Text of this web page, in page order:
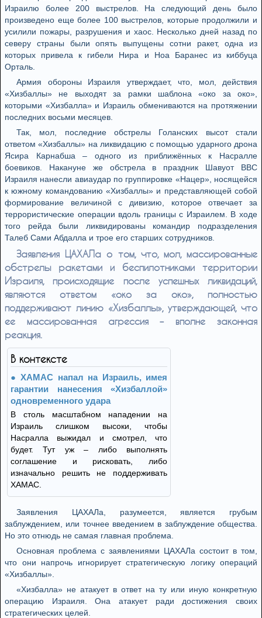
Израилю более 200 выстрелов. На следующий день было
произведено еще более 100 выстрелов, которые продолжили и
усилили пожары, разрушения и хаос. Несколько дней назад по
северу страны были опять выпущены сотни ракет, одна из
которых привела к гибели Нира и Ноа Баранес из киббуца
Орталь.
Армия обороны Израиля утверждает, что, мол, действия
«Хизбаллы» не выходят за рамки шаблона «око за око»,
которыми «Хизбалла» и Израиль обмениваются на протяжении
последних восьми месяцев.
Так, мол, последние обстрелы Голанских высот стали
ответом «Хизбаллы» на ликвидацию с помощью ударного дрона
Ясира Карнабша – одного из приближённых к Насралле
боевиков. Накануне же обстрела в праздник Шавуот ВВС
Израиля нанесли авиаудар по группировке «Нацер», носящейся
к южному командованию «Хизбаллы» и представляющей собой
формирование величиной с дивизию, которое отвечает за
террористические операции вдоль границы с Израилем. В ходе
того рейда были ликвидированы командир подразделения
Талеб Сами Абдалла и трое его старших сотрудников.
Заявления ЦАХАЛа о том, что, мол, массированные
обстрелы ракетами и беспилотниками территории
Израиля, происходящие после успешных ликвидаций,
являются ответом «око за око», полностью
поддерживают линию «Хизбаллы», утверждающей, что
ее массированная агрессия – вполне законная
реакция.
В контексте
ХАМАС напал на Израиль, имея
гарантии нанесения «Хизбаллой»
одновременного удара
В столь масштабном нападении на
Израиль слишком высоки, чтобы
Насралла выжидал и смотрел, что
будет. Тут уж – либо выполнять
соглашение и рисковать, либо
изначально решить не поддерживать
ХАМАС.
Заявления ЦАХАЛа, разумеется, является грубым
заблуждением, или точнее введением в заблуждение общества.
Но это отнюдь не самая главная проблема.
Основная проблема с заявлениями ЦАХАЛа состоит в том,
что они напрочь игнорирует стратегическую логику операций
«Хизбаллы».
«Хизбалла» не атакует в ответ на ту или иную конкретную
операцию Израиля. Она атакует ради достижения своих
стратегических целей.